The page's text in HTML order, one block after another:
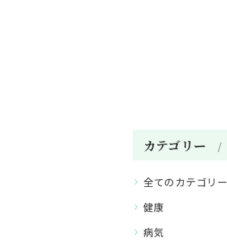
カテゴリー
全てのカテゴリー
健康
病気